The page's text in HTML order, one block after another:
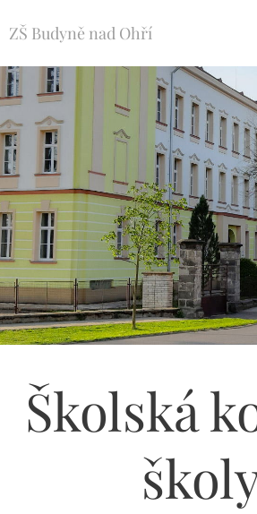
ZŠ Budyně nad Ohří
Školská